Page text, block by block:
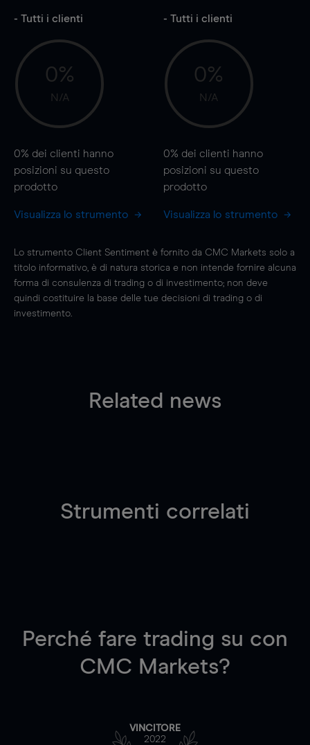
- Tutti i clienti
0%
N/A
0% dei clienti hanno
posizioni su questo
prodotto
Visualizza lo strumento
- Tutti i clienti
0%
N/A
0% dei clienti hanno
posizioni su questo
prodotto
Visualizza lo strumento
Lo strumento Client Sentiment è fornito da CMC Markets solo a
titolo informativo, è di natura storica e non intende fornire alcuna
forma di consulenza di trading o di investimento; non deve
quindi costituire la base delle tue decisioni di trading o di
investimento.
Related news
Strumenti correlati
Perché fare trading su con
CMC Markets?
VINCITORE
2022